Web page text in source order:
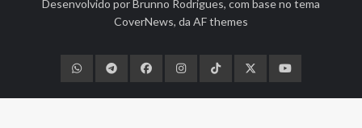
Desenvolvido porBrunno Rodrigues, com base no tema
CoverNews, da AF themes